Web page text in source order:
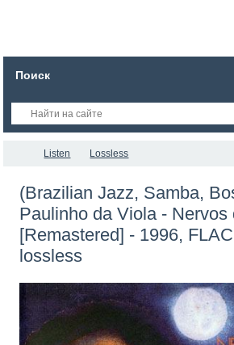
Поиск
Listen Lossless
(Brazilian Jazz, Samba,
Paulinho da Viola - Nervos
[Remastered] - 1996,
lossless